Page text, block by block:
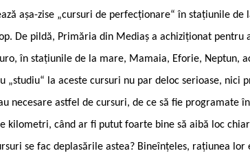
așa-zise „cursuri de perfecționare“ în stațiunile de
De pildă, Primăria din Mediaș a achiziționat pentru
în stațiunile de la mare, Mamaia, Eforie, Neptun,
„studiu“ la aceste cursuri nu par deloc serioase, nici
necesare astfel de cursuri, de ce să fie programate
kilometri, când ar fi putut foarte bine să aibă loc
se fac deplasările astea? Bineînțeles, rațiunea lor